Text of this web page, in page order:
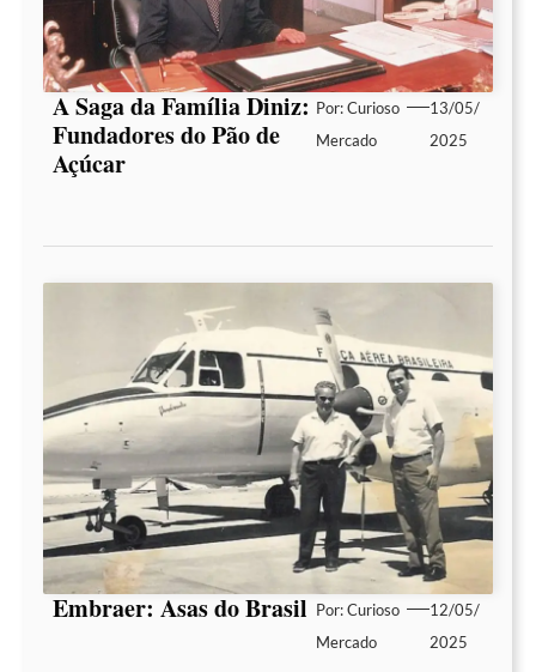
A Saga da Família Diniz:
Fundadores do Pão de
Açúcar
Por:Curioso
Mercado
13/05/
2025
Embraer: Asas do Brasil Por:Curioso
Mercado
12/05/
2025